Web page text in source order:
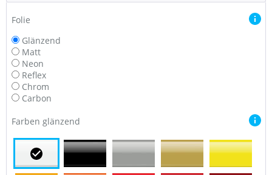
Folie
Glänzend
Matt
Neon
Reflex
Chrom
Carbon
Farben glänzend